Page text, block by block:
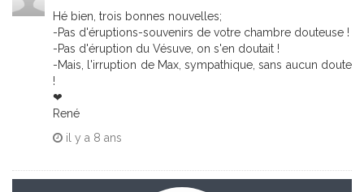
Hé bien, trois bonnes nouvelles;
-Pas d'éruptions-souvenirs de votre chambre douteuse !
-Pas d'éruption du Vésuve, on s'en doutait !
-Mais, l'irruption de Max, sympathique, sans aucun doute
!
❤
René
il y a 8 ans